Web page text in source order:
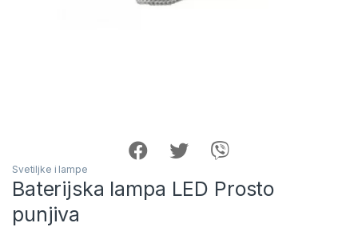
Svetiljke i lampe
Baterijska lampa LED Prosto
punjiva